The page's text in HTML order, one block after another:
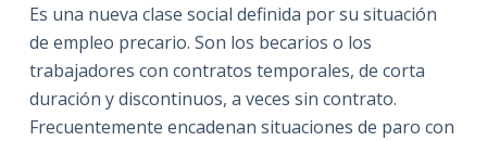
Es una nueva clase social definida por su situación
de empleo precario. Son los becarios o los
trabajadores con contratos temporales, de corta
duración y discontinuos, a veces sin contrato.
Frecuentemente encadenan situaciones de paro con